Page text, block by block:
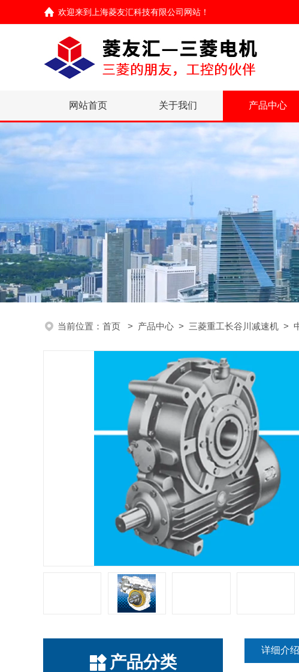
欢迎来到 上海菱友汇科技有限公司网站 ！
网站首页 关于我们 产品中心
当前位置： 首页 > 产品中心 > 三菱重工长谷川减速机 >
产品分类
详细介绍